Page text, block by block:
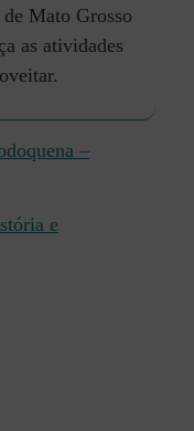
Mato Grosso
as atividades
–
e